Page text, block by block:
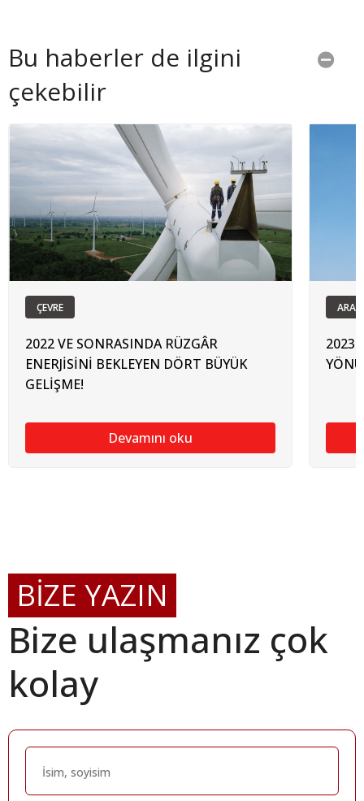
Bu haberler de ilgini
çekebilir
ÇEVRE
2022 VE SONRASINDA RÜZGÂR
ENERJİSİNİ BEKLEYEN DÖRT BÜYÜK
GELİŞME!
Devamını oku
2023
BİZE YAZIN
Bize ulaşmanız çok
kolay